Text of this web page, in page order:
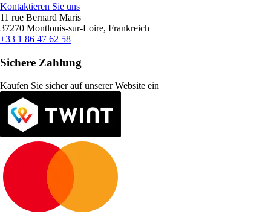
Kontaktieren Sie uns
11 rue Bernard Maris
37270 Montlouis-sur-Loire, Frankreich
+33 1 86 47 62 58
Sichere Zahlung
Kaufen Sie sicher auf unserer Website ein